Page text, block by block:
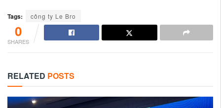
Tags: công ty Le Bro
0
SHARES
RELATED POSTS